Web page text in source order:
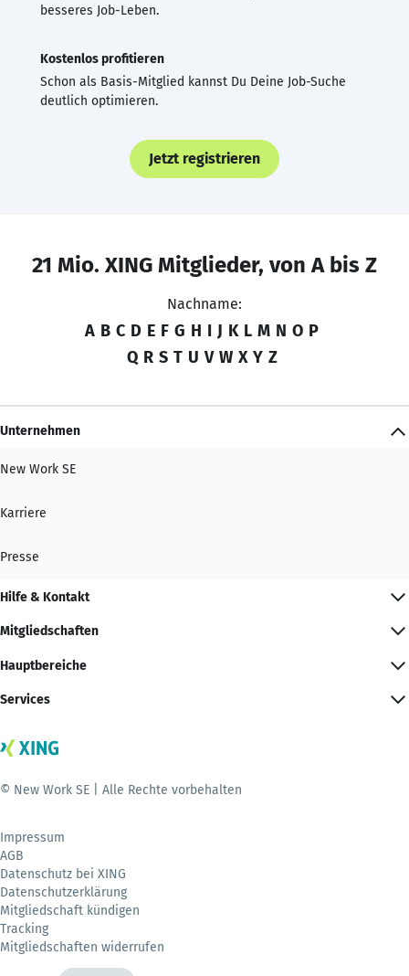
besseres Job-Leben.
Kostenlos profitieren
Schon als Basis-Mitglied kannst Du Deine Job-Suche
deutlich optimieren.
Jetzt registrieren
21 Mio. XING Mitglieder, von A bis Z
Nachname:
A B C D E F G H I J K L M N O P
Q R S T U V W X Y Z
Unternehmen
New Work SE
Karriere
Presse
Hilfe & Kontakt
Mitgliedschaften
Hauptbereiche
Services
© New Work SE | Alle Rechte vorbehalten
Impressum
AGB
Datenschutz bei XING
Datenschutzerklärung
Mitgliedschaft kündigen
Tracking
Mitgliedschaften widerrufen